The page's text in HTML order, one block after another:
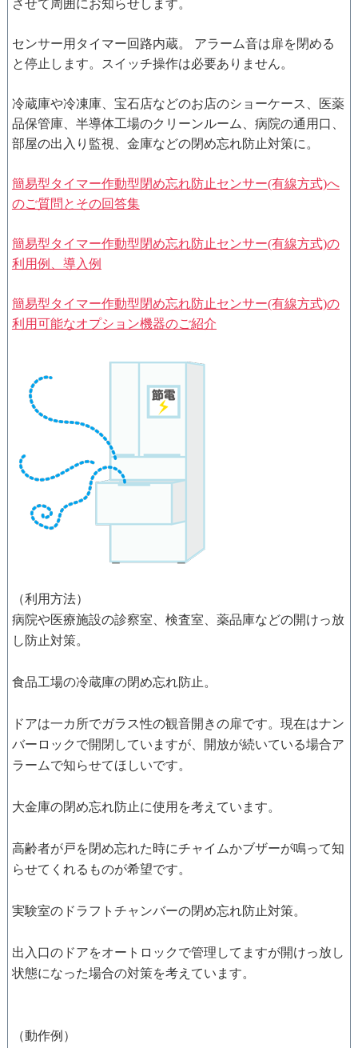
させて周囲にお知らせします。
センサー用タイマー回路内蔵。 アラーム音は扉を閉める
と停止します。スイッチ操作は必要ありません。
冷蔵庫や冷凍庫、宝石店などのお店のショーケース、医薬
品保管庫、半導体工場のクリーンルーム、病院の通用口、
部屋の出入り監視、金庫などの閉め忘れ防止対策に。
簡易型タイマー作動型閉め忘れ防止センサー(有線方式)へ
のご質問とその回答集
簡易型タイマー作動型閉め忘れ防止センサー(有線方式)の
利用例、導入例
簡易型タイマー作動型閉め忘れ防止センサー(有線方式)の
利用可能なオプション機器のご紹介
（利用方法）
病院や医療施設の診察室、検査室、薬品庫などの開けっ放
し防止対策。
食品工場の冷蔵庫の閉め忘れ防止。
ドアは一カ所でガラス性の観音開きの扉です。現在はナン
バーロックで開閉していますが、開放が続いている場合ア
ラームで知らせてほしいです。
大金庫の閉め忘れ防止に使用を考えています。
高齢者が戸を閉め忘れた時にチャイムかブザーが鳴って知
らせてくれるものが希望です。
実験室のドラフトチャンバーの閉め忘れ防止対策。
出入口のドアをオートロックで管理してますが開けっ放し
状態になった場合の対策を考えています。
（動作例）